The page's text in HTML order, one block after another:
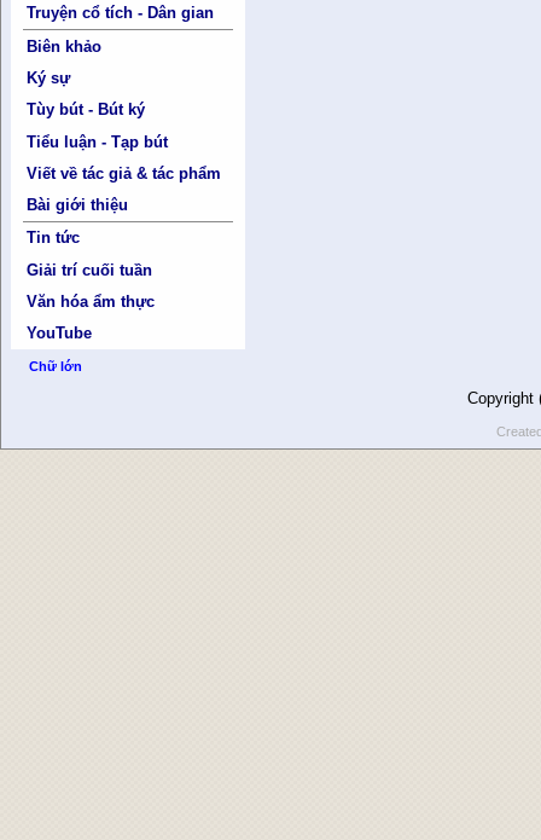
Truyện cổ tích - Dân gian
Biên khảo
Ký sự
Tùy bút - Bút ký
Tiểu luận - Tạp bút
Viết về tác giả & tác phẩm
Bài giới thiệu
Tin tức
Giải trí cuối tuần
Văn hóa ẩm thực
YouTube
Chữ lớn
Copyright